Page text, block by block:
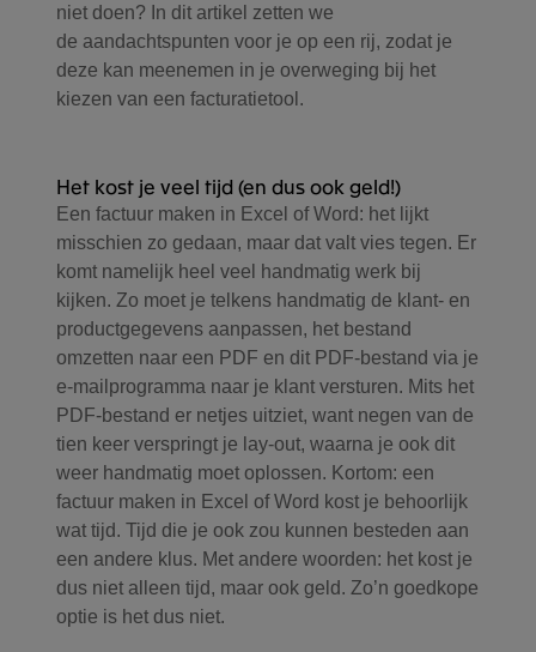
niet doen? In dit artikel zetten we
de aandachtspunten voor je op een rij, zodat je
deze kan meenemen in je overweging bij het
kiezen van een facturatietool.
Het kost je veel tijd (en dus ook geld!)
Een factuur maken in Excel of Word: het lijkt
misschien zo gedaan, maar dat valt vies tegen. Er
komt namelijk heel veel handmatig werk bij
kijken. Zo moet je telkens handmatig de klant- en
productgegevens aanpassen, het bestand
omzetten naar een PDF en dit PDF-bestand via je
e-mailprogramma naar je klant versturen. Mits het
PDF-bestand er netjes uitziet, want negen van de
tien keer verspringt je lay-out, waarna je ook dit
weer handmatig moet oplossen. Kortom: een
factuur maken in Excel of Word kost je behoorlijk
wat tijd. Tijd die je ook zou kunnen besteden aan
een andere klus. Met andere woorden: het kost je
dus niet alleen tijd, maar ook geld. Zo’n goedkope
optie is het dus niet.